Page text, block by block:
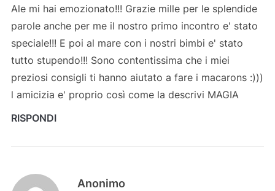
Ale mi hai emozionato!!! Grazie mille per le splendide
parole anche per me il nostro primo incontro e' stato
speciale!!! E poi al mare con i nostri bimbi e' stato
tutto stupendo!!! Sono contentissima che i miei
preziosi consigli ti hanno aiutato a fare i macarons :)))
l amicizia e' proprio così come la descrivi MAGIA
RISPONDI
Anonimo